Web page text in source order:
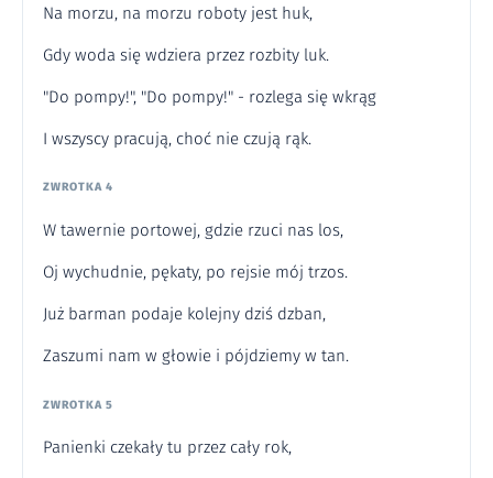
Na morzu, na morzu roboty jest huk,
Gdy woda się wdziera przez rozbity luk.
"Do pompy!", "Do pompy!" - rozlega się wkrąg
I wszyscy pracują, choć nie czują rąk.
ZWROTKA 4
W tawernie portowej, gdzie rzuci nas los,
Oj wychudnie, pękaty, po rejsie mój trzos.
Już barman podaje kolejny dziś dzban,
Zaszumi nam w głowie i pójdziemy w tan.
ZWROTKA 5
Panienki czekały tu przez cały rok,